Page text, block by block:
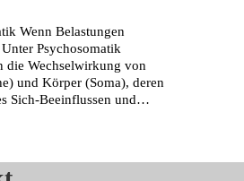
Wenn Belastungen
Psychosomatik
die Wechselwirkung von
und Körper (Soma), deren
Sich-Beeinflussen und…